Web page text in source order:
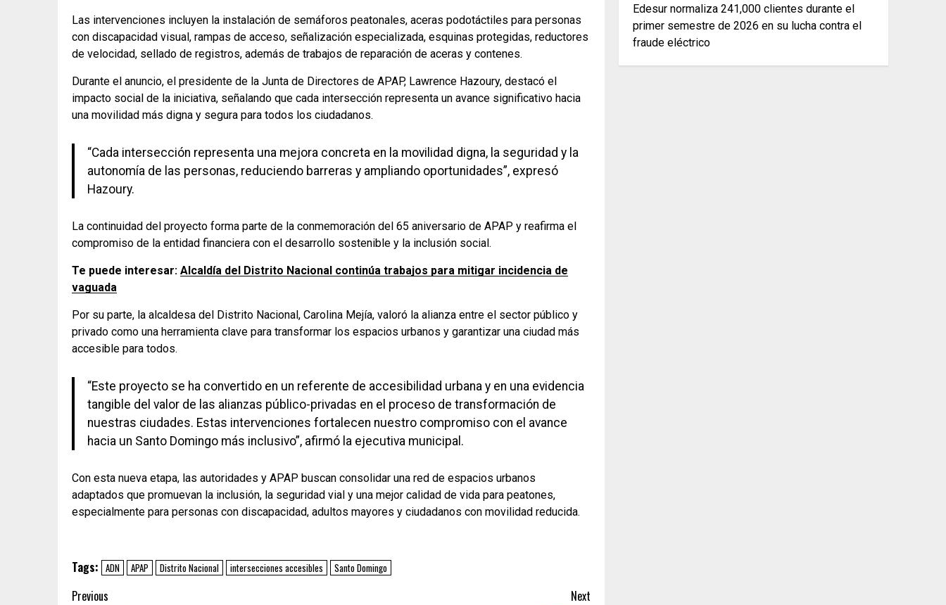
Las intervenciones incluyen la instalación de semáforos peatonales, aceras podotáctiles para personas
con discapacidad visual, rampas de acceso, señalización especializada, esquinas protegidas, reductores
de velocidad, sellado de registros, además de trabajos de reparación de aceras y contenes.
Durante el anuncio, el presidente de la Junta de Directores de APAP, Lawrence Hazoury, destacó el
impacto social de la iniciativa, señalando que cada intersección representa un avance significativo hacia
una movilidad más digna y segura para todos los ciudadanos.
“Cada intersección representa una mejora concreta en la movilidad digna, la seguridad y la
autonomía de las personas, reduciendo barreras y ampliando oportunidades”, expresó
Hazoury.
La continuidad del proyecto forma parte de la conmemoración del 65 aniversario de APAP y reafirma el
compromiso de la entidad financiera con el desarrollo sostenible y la inclusión social.
Te puede interesar: Alcaldía del Distrito Nacional continúa trabajos para mitigar incidencia de
vaguada
Por su parte, la alcaldesa del Distrito Nacional, Carolina Mejía, valoró la alianza entre el sector público y
privado como una herramienta clave para transformar los espacios urbanos y garantizar una ciudad más
accesible para todos.
“Este proyecto se ha convertido en un referente de accesibilidad urbana y en una evidencia
tangible del valor de las alianzas público-privadas en el proceso de transformación de
nuestras ciudades. Estas intervenciones fortalecen nuestro compromiso con el avance
hacia un Santo Domingo más inclusivo”, afirmó la ejecutiva municipal.
Con esta nueva etapa, las autoridades y APAP buscan consolidar una red de espacios urbanos
adaptados que promuevan la inclusión, la seguridad vial y una mejor calidad de vida para peatones,
especialmente para personas con discapacidad, adultos mayores y ciudadanos con movilidad reducida.
Tags: ADN APAP Distrito Nacional intersecciones accesibles Santo Domingo
Previous Next
Edesur normaliza 241,000 clientes durante el
primer semestre de 2026 en su lucha contra el
fraude eléctrico